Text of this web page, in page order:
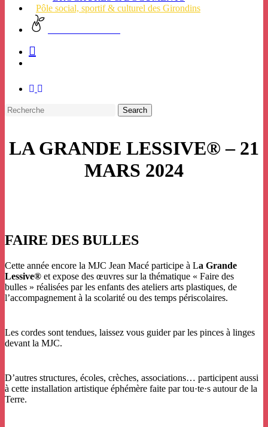
Pôle social, sportif & culturel des Girondins
facebook
instagram
Search
Search
LA GRANDE LESSIVE® – 21
MARS 2024
FAIRE DES BULLES
Cette année encore la MJC Jean Macé participe à La Grande
Lessive® et expose des œuvres sur la thématique « Faire des
bulles » réalisées par les enfants des ateliers arts plastiques, de
l’accompagnement à la scolarité ou des temps périscolaires.
Les cordes sont tendues, laissez vous guider par les pinces à linges
devant la MJC.
D’autres structures, écoles, crèches, associations… participent aussi
à cette installation artistique éphémère faite par tou·te·s autour de la
Terre.